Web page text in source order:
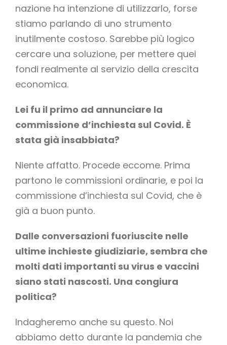
nazione ha intenzione di utilizzarlo, forse
stiamo parlando di uno strumento
inutilmente costoso. Sarebbe più logico
cercare una soluzione, per mettere quei
fondi realmente al servizio della crescita
economica.
Lei fu il primo ad annunciare la
commissione d’inchiesta sul Covid. È
stata già insabbiata?
Niente affatto. Procede eccome. Prima
partono le commissioni ordinarie, e poi la
commissione d’inchiesta sul Covid, che è
già a buon punto.
Dalle conversazioni fuoriuscite nelle
ultime inchieste giudiziarie, sembra che
molti dati importanti su virus e vaccini
siano stati nascosti. Una congiura
politica?
Indagheremo anche su questo. Noi
abbiamo detto durante la pandemia che